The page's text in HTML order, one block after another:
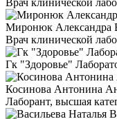
Миронюк Александра
Врач клинической
Гк "Здоровье"
Косинова Антонина
Лаборант, высшая